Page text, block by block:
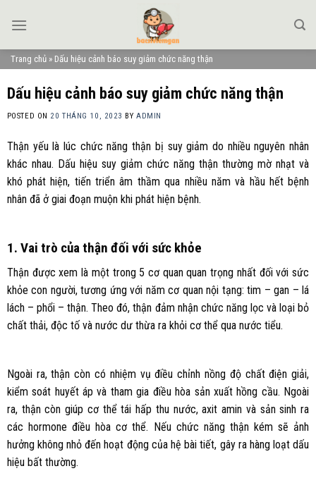
Trang chủ » Dấu hiệu cảnh báo suy giảm chức năng thận
Dấu hiệu cảnh báo suy giảm chức năng thận
POSTED ON 20 THÁNG 10, 2023 BYADMIN
Thận yếu là lúc chức năng thận bị suy giảm do nhiều nguyên nhân
khác nhau. Dấu hiệu suy giảm chức năng thận thường mờ nhạt và
khó phát hiện, tiến triển âm thầm qua nhiều năm và hầu hết bệnh
nhân đã ở giai đoạn muộn khi phát hiện bệnh.
1. Vai trò của thận đối với sức khỏe
Thận được xem là một trong 5 cơ quan quan trọng nhất đối với sức
khỏe con người, tương ứng với năm cơ quan nội tạng: tim – gan – lá
lách – phổi – thận. Theo đó, thận đảm nhận chức năng lọc và loại bỏ
chất thải, độc tố và nước dư thừa ra khỏi cơ thể qua nước tiểu.
Ngoài ra, thận còn có nhiệm vụ điều chỉnh nồng độ chất điện giải,
kiểm soát huyết áp và tham gia điều hòa sản xuất hồng cầu. Ngoài
ra, thận còn giúp cơ thể tái hấp thu nước, axit amin và sản sinh ra
các hormone điều hòa cơ thể. Nếu chức năng thận kém sẽ ảnh
hưởng không nhỏ đến hoạt động của hệ bài tiết, gây ra hàng loạt dấu
hiệu bất thường.